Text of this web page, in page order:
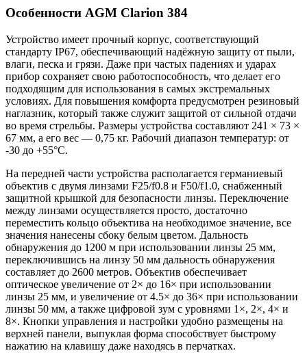
Особенности AGM Clarion 384
Устройство имеет прочный корпус, соответствующий
стандарту IP67, обеспечивающий надёжную защиту от пыли,
влаги, песка и грязи. Даже при частых падениях и ударах
прибор сохраняет свою работоспособность, что делает его
подходящим для использования в самых экстремальных
условиях. Для повышения комфорта предусмотрен резиновый
наглазник, который также служит защитой от сильной отдачи
во время стрельбы. Размеры устройства составляют 241 × 73 ×
67 мм, а его вес — 0,75 кг. Рабочий диапазон температур: от
-30 до +55°С.
На передней части устройства располагается германиевый
объектив с двумя линзами F25/f0.8 и F50/f1.0, снабженный
защитной крышкой для безопасности линзы. Переключение
между линзами осуществляется просто, достаточно
переместить кольцо объектива на необходимое значение, все
значения нанесены сбоку белым цветом. Дальность
обнаружения до 1200 м при использовании линзы 25 мм,
переключившись на линзу 50 мм дальность обнаружения
составляет до 2600 метров. Объектив обеспечивает
оптическое увеличение от 2× до 16× при использовании
линзы 25 мм, и увеличение от 4.5× до 36× при использовании
линзы 50 мм, а также цифровой зум с уровнями 1×, 2×, 4× и
8×. Кнопки управления и настройки удобно размещены на
верхней панели, выпуклая форма способствует быстрому
нажатию на клавишу даже находясь в перчатках.